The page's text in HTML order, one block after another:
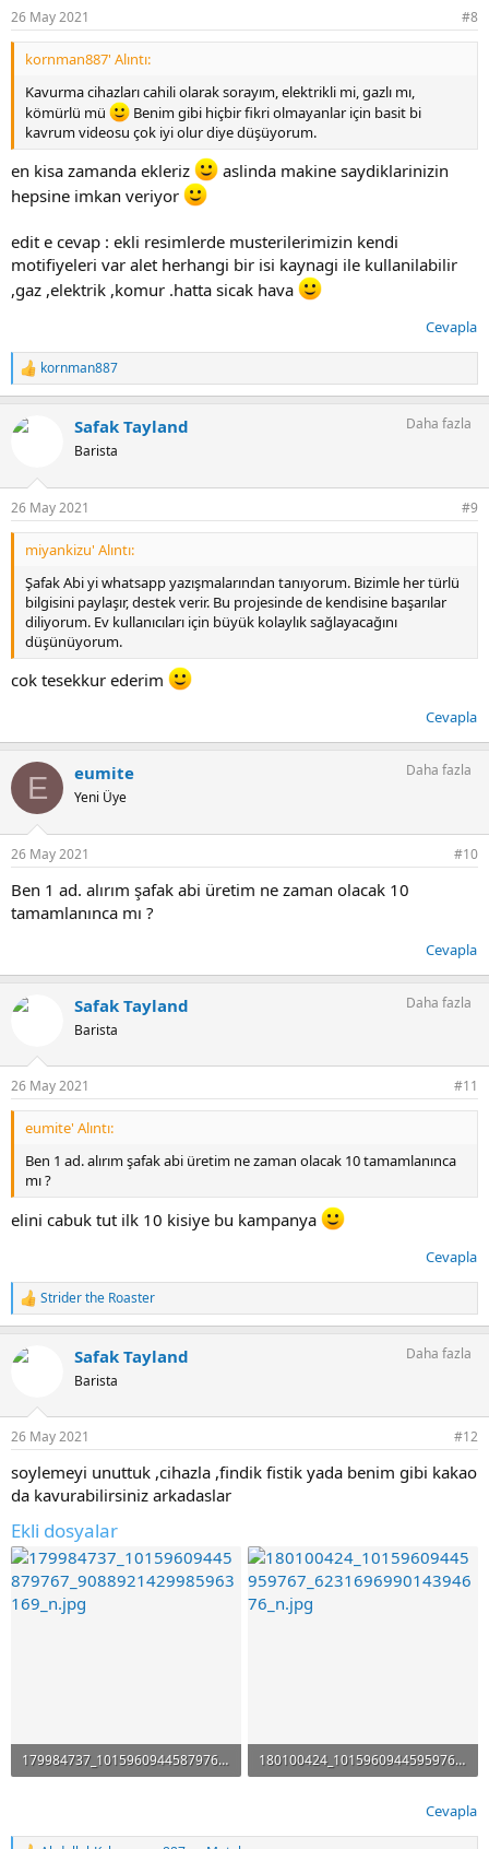
26 May 2021 #8
kornman887' Alıntı:
Kavurma cihazları cahili olarak sorayım, elektrikli mi, gazlı mı,
kömürlü mü
Benim gibi hiçbir fikri olmayanlar için basit bi
kavrum videosu çok iyi olur diye düşüyorum.
en kisa zamanda ekleriz
aslinda makine saydiklarinizin
hepsine imkan veriyor
edit e cevap : ekli resimlerde musterilerimizin kendi
motifiyeleri var alet herhangi bir isi kaynagi ile kullanilabilir
,gaz ,elektrik ,komur .hatta sicak hava
Cevapla
T
e
k
:
kornman887
Safak Tayland
Barista
Daha fazla
26 May 2021 #9
miyankizu' Alıntı:
Şafak Abi yi whatsapp yazışmalarından tanıyorum. Bizimle her türlü
bilgisini paylaşır, destek verir. Bu projesinde de kendisine başarılar
diliyorum. Ev kullanıcıları için büyük kolaylık sağlayacağını
düşünüyorum.
cok tesekkur ederim
Cevapla
E eumite
Yeni Üye
Daha fazla
26 May 2021 #10
Ben 1 ad. alırım şafak abi üretim ne zaman olacak 10
tamamlanınca mı ?
Cevapla
Safak Tayland
Barista
Daha fazla
26 May 2021 #11
eumite' Alıntı:
Ben 1 ad. alırım şafak abi üretim ne zaman olacak 10 tamamlanınca
mı ?
elini cabuk tut ilk 10 kisiye bu kampanya
Cevapla
T
e
k
:
Strider the Roaster
Safak Tayland
Barista
Daha fazla
26 May 2021 #12
soylemeyi unuttuk ,cihazla ,findik fistik yada benim gibi kakao
da kavurabilirsiniz arkadaslar
Ekli dosyalar
179984737_10159609445879767_9088921429985963169_n.jpg
180100424_10159609445959767_623169699014394676_n.jpg
Cevapla